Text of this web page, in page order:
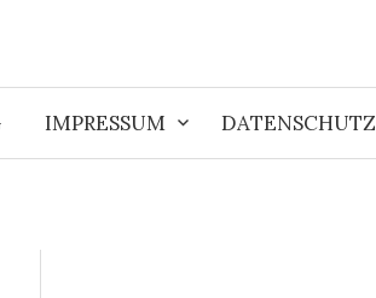
IMPRESSUM DATENSCHUTZ